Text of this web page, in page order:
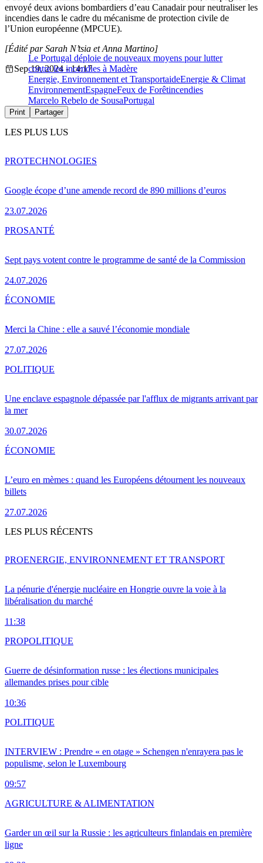
envoyé deux avions bombardiers d’eau Canadair pour neutraliser les
incendies dans le cadre du mécanisme de protection civile de
l’Union européenne (MPCUE).
Le Portugal déploie de nouveaux moyens pour lutter
contre les incendies à Madère
[Édité par Sarah N’tsia et Anna Martino]
Sep 19, 2024 - 14:17
Energie, Environnement et TransportaideEnergie & Climat
EnvironnementEspagneFeux de Forêtincendies
Marcelo Rebelo de SousaPortugal
Print Partager
LES PLUS LUS
Google écope d’une amende record de 890 millions d’euros
23.07.2026
PROTECHNOLOGIES
Sept pays votent contre le programme de santé de la Commission
24.07.2026
PROSANTÉ
Merci la Chine : elle a sauvé l’économie mondiale
27.07.2026
ÉCONOMIE
Une enclave espagnole dépassée par l'afflux de migrants arrivant par
la mer
30.07.2026
POLITIQUE
L’euro en mèmes : quand les Européens détournent les nouveaux
billets
27.07.2026
ÉCONOMIE
LES PLUS RÉCENTS
La pénurie d'énergie nucléaire en Hongrie ouvre la voie à la
libéralisation du marché
11:38
PROENERGIE, ENVIRONNEMENT ET TRANSPORT
Guerre de désinformation russe : les élections municipales
allemandes prises pour cible
10:36
PROPOLITIQUE
INTERVIEW : Prendre « en otage » Schengen n'enrayera pas le
populisme, selon le Luxembourg
09:57
POLITIQUE
Garder un œil sur la Russie : les agriculteurs finlandais en première
ligne
AGRICULTURE & ALIMENTATION